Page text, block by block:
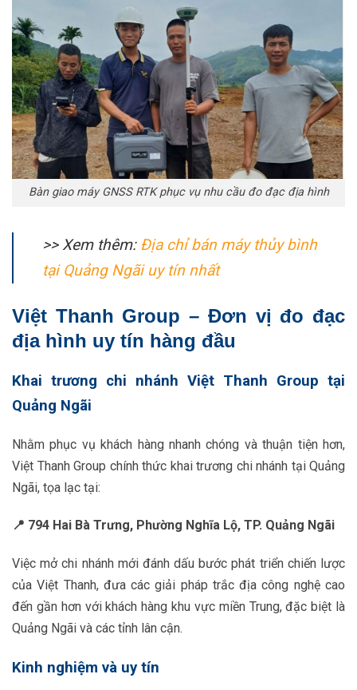
Bàn giao máy GNSS RTK phục vụ nhu cầu đo đạc địa hình
>> Xem thêm: Địa chỉ bán máy thủy bình
tại Quảng Ngãi uy tín nhất
Việt Thanh Group – Đơn vị đo đạc
địa hình uy tín hàng đầu
Khai trương chi nhánh Việt Thanh Group tại
Quảng Ngãi
Nhằm phục vụ khách hàng nhanh chóng và thuận tiện hơn,
Việt Thanh Group chính thức khai trương chi nhánh tại Quảng
Ngãi, tọa lạc tại:
📍 794 Hai Bà Trưng, Phường Nghĩa Lộ, TP. Quảng Ngãi
Việc mở chi nhánh mới đánh dấu bước phát triển chiến lược
của Việt Thanh, đưa các giải pháp trắc địa công nghệ cao
đến gần hơn với khách hàng khu vực miền Trung, đặc biệt là
Quảng Ngãi và các tỉnh lân cận.
Kinh nghiệm và uy tín